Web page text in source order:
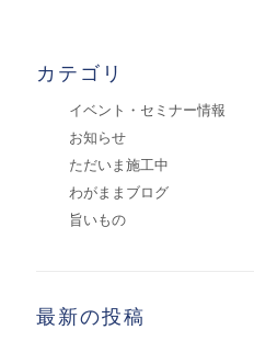
カテゴリ
イベント・セミナー情報
お知らせ
ただいま施工中
わがままブログ
旨いもの
最新の投稿